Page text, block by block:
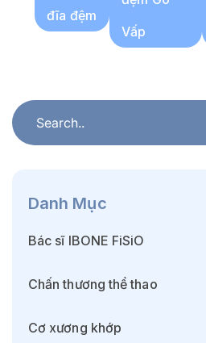
đĩa đệm
Vấp
Danh Mục
Bác sĩ IBONE FiSiO
Chấn thương thể thao
Cơ xương khớp